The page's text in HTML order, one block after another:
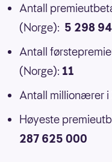
Antall
(Norge): 5 298
Antall
(Norge): 11
Antall millionærer
Høyeste
287 625 000